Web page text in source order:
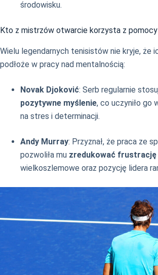
środowisku.
Kto z mistrzów otwarcie korzysta z
Wielu legendarnych tenisistów nie kryje, że
podłoże w pracy nad mentalnością:
Novak Djoković: Serb regularnie
pozytywne myślenie, co uczyniło go
na stres i determinacji.
Andy Murray: Przyznał, że praca ze
pozwoliła mu zredukować frustrację
wielkoszlemowe oraz pozycję lidera